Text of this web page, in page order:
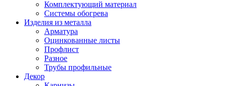
Комплектующий материал
Системы обогрева
Изделия из металла
Арматура
Оцинкованные листы
Профлист
Разное
Трубы профильные
Декор